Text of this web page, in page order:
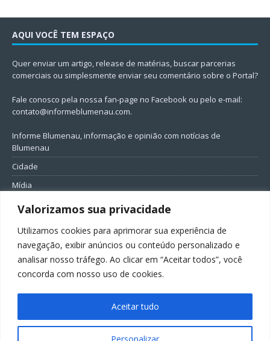
Valorizamos sua privacidade
Utilizamos cookies para aprimorar sua experiência de
navegação, exibir anúncios ou conteúdo personalizado e
analisar nosso tráfego. Ao clicar em “Aceitar todos”, você
concorda com nosso uso de cookies.
Personalizar
Aceitar tudo
AQUI VOCÊ TEM ESPAÇO
Quer enviar um artigo, release de matérias, buscar parcerias
comerciais ou simplesmente enviar seu comentário sobre o Portal?
Fale conosco pela nossa fan-page no Facebook ou pelo e-mail:
contato@informeblumenau.com.
Informe Blumenau, informação e opinião com notícias de
Blumenau
Cidade
Mídia
Entretenimento
Política
FIQUE CONECTADO